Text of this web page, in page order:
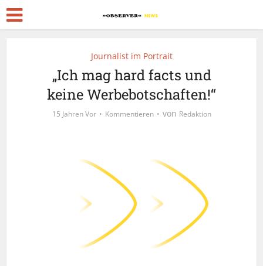
Journalist im Portrait
„Ich mag hard facts und
keine Werbebotschaften!“
15 Jahren Vor Kommentieren von Redaktion